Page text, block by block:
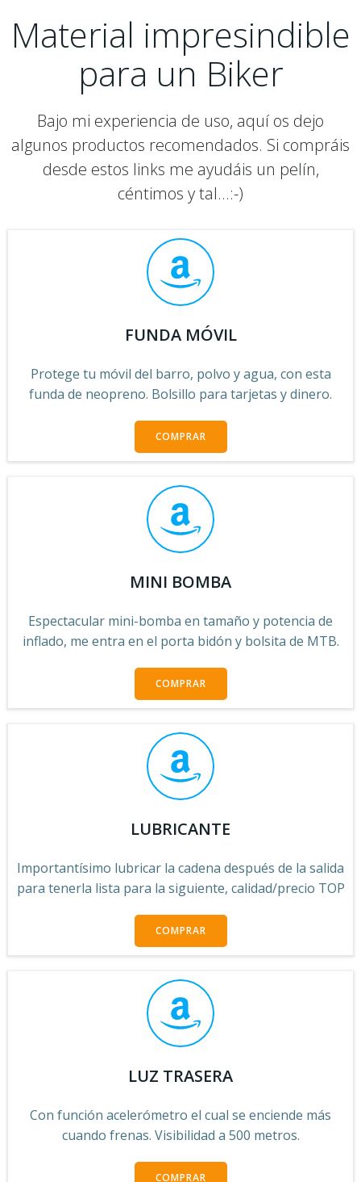
Material impresindible
para un Biker
Bajo mi experiencia de uso, aquí os dejo
algunos productos recomendados. Si compráis
desde estos links me ayudáis un pelín,
céntimos y tal...:-)
FUNDA MÓVIL
Protege tu móvil del barro, polvo y agua, con esta
funda de neopreno. Bolsillo para tarjetas y dinero.
COMPRAR
MINI BOMBA
Espectacular mini-bomba en tamaño y potencia de
inflado, me entra en el porta bidón y bolsita de MTB.
COMPRAR
LUBRICANTE
Importantísimo lubricar la cadena después de la salida
para tenerla lista para la siguiente, calidad/precio TOP
COMPRAR
LUZ TRASERA
Con función acelerómetro el cual se enciende más
cuando frenas. Visibilidad a 500 metros.
COMPRAR